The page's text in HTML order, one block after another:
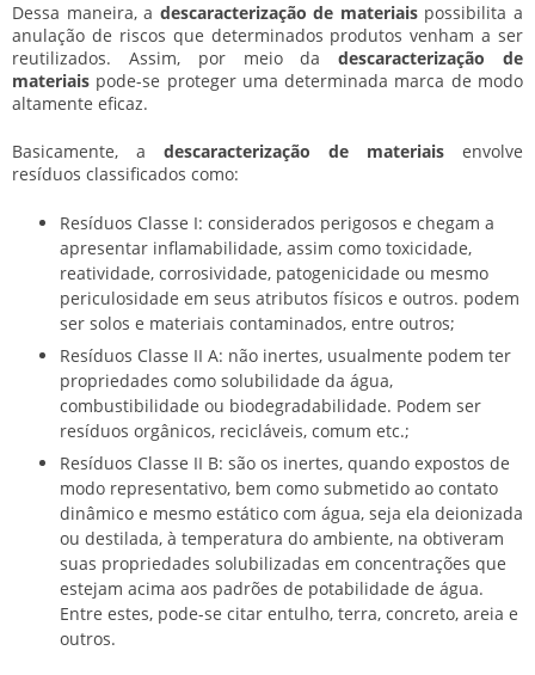
Dessa maneira, a descaracterização de materiaispossibilita a
anulação de riscos que determinados produtos venham a ser
reutilizados. Assim, por meio dadescaracterização de
materiais pode-se proteger uma determinada marca de modo
altamente eficaz.
Basicamente, a descaracterização de materiais envolve
resíduos classificados como:
Resíduos Classe I: considerados perigosos e chegam a
apresentar inflamabilidade, assim como toxicidade,
reatividade, corrosividade, patogenicidade ou mesmo
periculosidade em seus atributos físicos e outros. podem
ser solos e materiais contaminados, entre outros;
Resíduos Classe II A: não inertes, usualmente podem ter
propriedades como solubilidade da água,
combustibilidade ou biodegradabilidade. Podem ser
resíduos orgânicos, recicláveis, comum etc.;
Resíduos Classe II B: são os inertes, quando expostos de
modo representativo, bem como submetido ao contato
dinâmico e mesmo estático com água, seja ela deionizada
ou destilada, à temperatura do ambiente, na obtiveram
suas propriedades solubilizadas em concentrações que
estejam acima aos padrões de potabilidade de água.
Entre estes, pode-se citar entulho, terra, concreto, areia e
outros.